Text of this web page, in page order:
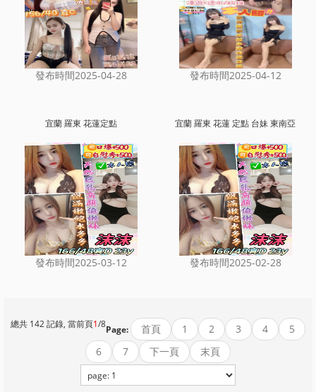
發布時間2025-04-28 發布時間2025-04-12
宜蘭 羅東 花蓮定點
發布時間2025-03-12
宜蘭 羅東 花蓮 定點 台妹 東南亞
發布時間2025-02-28
Page:
總共 142 記錄, 當前頁1/8 首頁 1 2 3 4
5
6
7 下一頁 末頁